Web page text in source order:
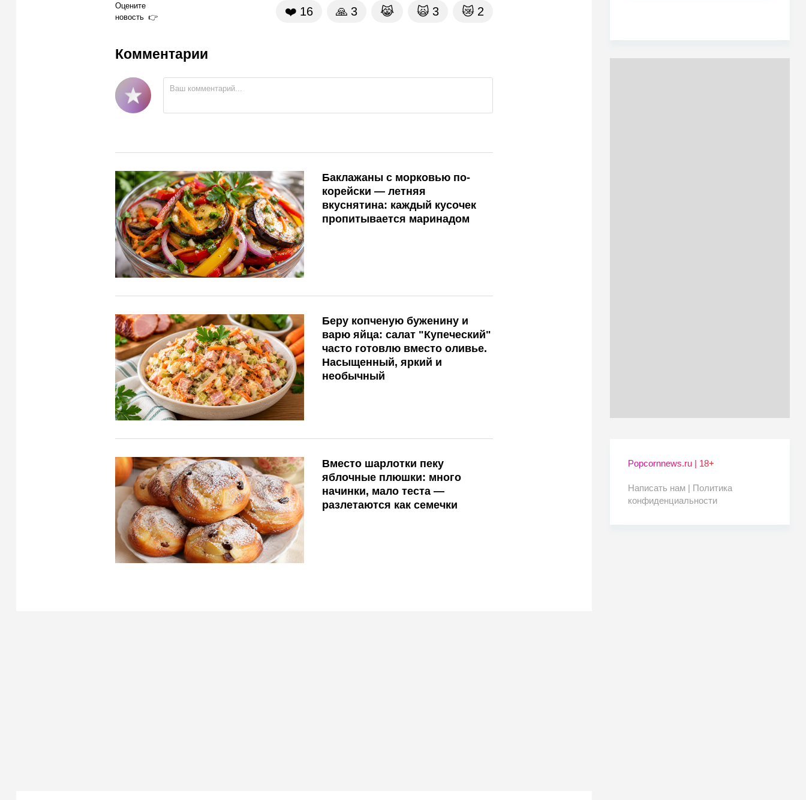
Оцените
новость
❤️ 16 🙏 3 😹 🙀 3 😿 2
Комментарии
Баклажаны с морковью по-
корейски — летняя
вкуснятина: каждый кусочек
пропитывается маринадом
Беру копченую буженину и
варю яйца: салат "Купеческий"
часто готовлю вместо оливье.
Насыщенный, яркий и
необычный
Вместо шарлотки пеку
яблочные плюшки: много
начинки, мало теста —
разлетаются как семечки
Popcornnews.ru | 18+
Написать нам | Политика
конфиденциальности